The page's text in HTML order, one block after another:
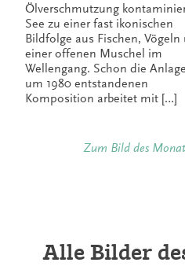
Ölverschmutzung
See zu einer fast ikonischen
Bildfolge aus Fischen, Vögeln
einer offenen Muschel im
Wellengang. Schon die
um 1980 entstandenen
Komposition arbeitet mit […]
Zum Bild des
Alle Bilder